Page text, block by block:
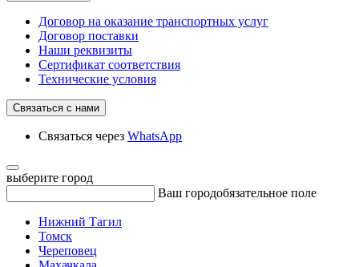
Договор на оказание транспортных услуг
Договор поставки
Наши реквизиты
Сертификат соответствия
Технические условия
Связаться с нами
Связаться через WhatsApp
выберите город
Ваш городобязательное поле
Нижний Тагил
Томск
Череповец